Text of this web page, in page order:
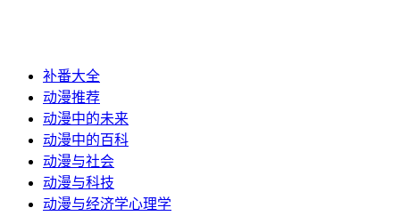
补番大全
动漫推荐
动漫中的未来
动漫中的百科
动漫与社会
动漫与科技
动漫与经济学心理学